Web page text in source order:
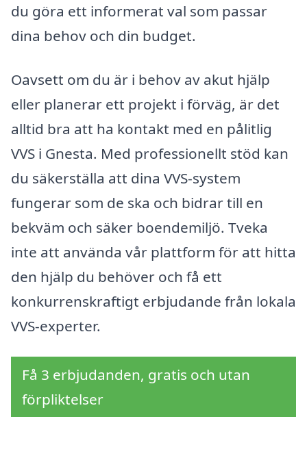
du göra ett informerat val som passar
dina behov och din budget.
Oavsett om du är i behov av akut hjälp
eller planerar ett projekt i förväg, är det
alltid bra att ha kontakt med en pålitlig
VVS i Gnesta. Med professionellt stöd kan
du säkerställa att dina VVS-system
fungerar som de ska och bidrar till en
bekväm och säker boendemiljö. Tveka
inte att använda vår plattform för att hitta
den hjälp du behöver och få ett
konkurrenskraftigt erbjudande från lokala
VVS-experter.
Få 3 erbjudanden, gratis och utan
förpliktelser